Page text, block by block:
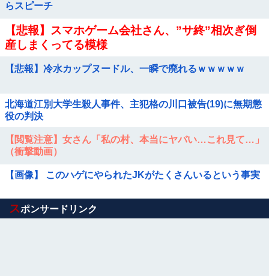
らスピーチ
【悲報】スマホゲーム会社さん、”サ終”相次ぎ倒
産しまくってる模様
【悲報】冷水カップヌードル、一瞬で廃れるｗｗｗｗｗ
北海道江別大学生殺人事件、主犯格の川口被告(19)に無期懲
役の判決
【閲覧注意】女さん「私の村、本当にヤバい…これ見て…」
（衝撃動画）
【画像】 このハゲにやられたJKがたくさんいるという事実
Powered by livedoor 相互RSS
スポンサードリンク